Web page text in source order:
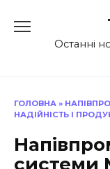
до
Останні
ГОЛОВНА »
НАДІЙНІСТЬ І
системи